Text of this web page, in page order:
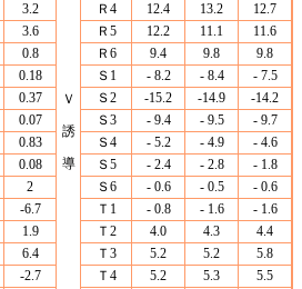
Ｖ
誘
導
3.2 Ｒ4 12.4 13.2
12.7
3.6 Ｒ5 12.2 11.1
11.6
0.8 Ｒ6 9.4 9.8
9.8
0.18 Ｓ1 - 8.2 - 8.4
- 7.5
0.37 Ｓ2 -15.2 -14.9
-14.2
0.07 Ｓ3 - 9.4 - 9.5
- 9.7
0.83 Ｓ4 - 5.2 - 4.9
- 4.6
0.08 Ｓ5 - 2.4 - 2.8
- 1.8
2 Ｓ6 - 0.6 - 0.5
- 0.6
-6.7 Ｔ1 - 0.8 - 1.6
- 1.6
1.9 Ｔ2 4.0 4.3
4.4
6.4 Ｔ3 5.2 5.2
5.8
-2.7 Ｔ4 5.2 5.3
5.5